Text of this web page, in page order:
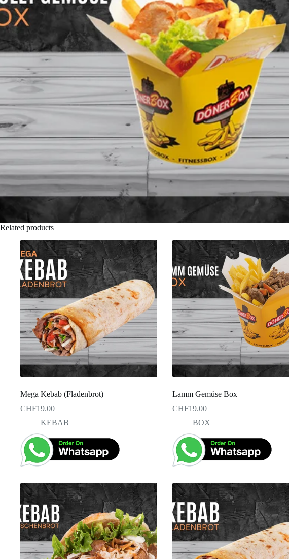
Related products
Mega Kebab (Fladenbrot)
CHF19.00
KEBAB
Lamm Gemüse Box
CHF19.00
BOX